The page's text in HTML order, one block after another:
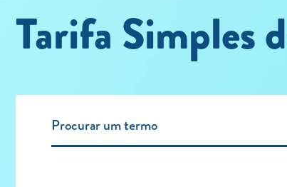
Tarifa Simples